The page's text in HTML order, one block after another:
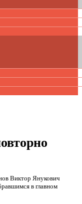
Виктор Янукович
в главном